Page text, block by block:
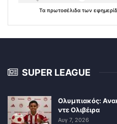
Τα πρωτοσέλιδα των
SUPER LEAGUE
Ολυμπιακός:
ντε Ολιβέιρα
Αυγ 7, 2026